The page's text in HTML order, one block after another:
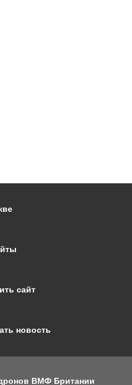
сайт
новость
ВМФ Британии